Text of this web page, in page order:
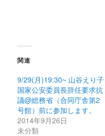
関連
9/29(月)19:30~ 山谷えり子
国家公安委員長辞任要求抗
議@総務省（合同庁舎第2
号館）前に参加します。
2014年9月26日
未分類